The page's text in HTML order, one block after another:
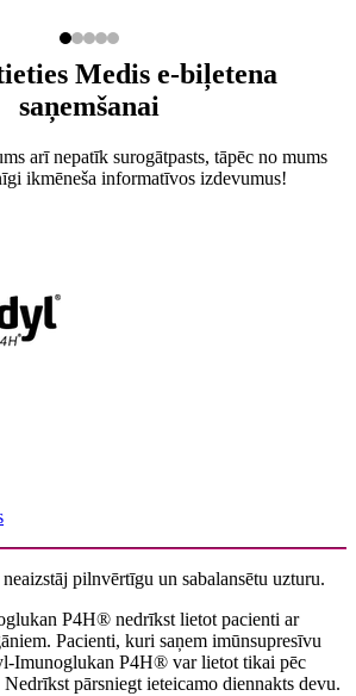
Medis e-biļetena
saņemšanai
arī nepatīk surogātpasts, tāpēc no mums
ikmēneša informatīvos izdevumus!
pilnvērtīgu un sabalansētu uzturu.
P4H® nedrīkst lietot pacienti ar
Pacienti, kuri saņem imūnsupresīvu
Imunoglukan P4H® var lietot tikai pēc
pārsniegt ieteicamo diennakts devu.